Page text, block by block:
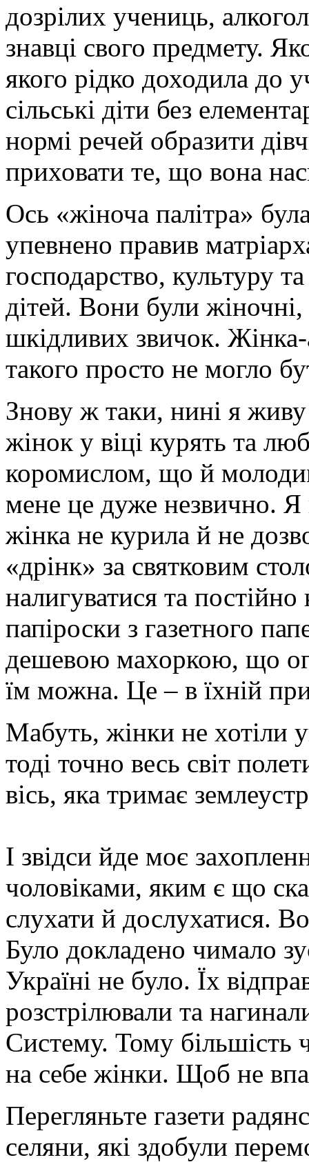
дозрілих учениць,
знавці свого предмету.
якого рідко доходила до
сільські діти без
нормі речей образити
приховати те, що вона
Ось «жіноча палітра»
упевнено правив
господарство, культуру
дітей. Вони були
шкідливих звичок.
такого просто не могло
Знову ж таки, нині я
жінок у віці курять та
коромислом, що й
мене це дуже незвично. Я
жінка не курила й не
«дрінк» за святковим
налигуватися та
папіроски з газетного
дешевою махоркою, що
їм можна. Це – в їхній
Мабуть, жінки не хотіли
тоді точно весь світ
вісь, яка тримає
І звідси йде моє
чоловіками, яким є що
слухати й дослухатися.
Було докладено чимало
Україні не було. Їх
розстрілювали та
Систему. Тому більшість
на себе жінки. Щоб не
Перегляньте газети
селяни, які здобули